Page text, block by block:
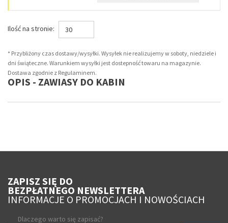
Ilość na stronie: 30
* Przybliżony czas dostawy/wysyłki. Wysyłek nie realizujemy w soboty, niedziele i
dni świąteczne. Warunkiem wysyłki jest dostepność towaru na magazynie.
Dostawa zgodnie z Regulaminem.
OPIS - ZAWIASY DO KABIN
ZAPISZ SIĘ DO
BEZPŁATNEGO NEWSLETTERA
INFORMACJE O PROMOCJACH I NOWOŚCIACH
Dlaczego warto się zapisać?